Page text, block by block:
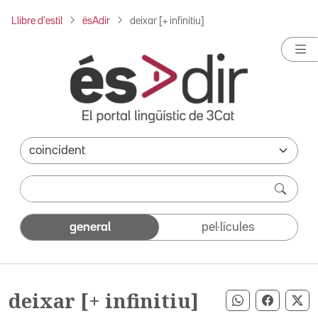
Llibre d'estil ésAdir deixar [+ infinitiu]
general pel·lícules
deixar [+ infinitiu] Compartir